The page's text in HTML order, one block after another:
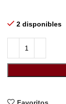
2 disponibles
Favoritos